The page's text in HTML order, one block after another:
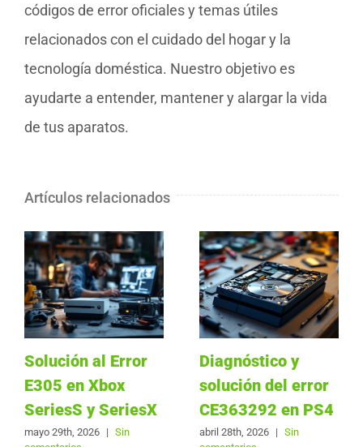
códigos de error oficiales y temas útiles
relacionados con el cuidado del hogar y la
tecnología doméstica. Nuestro objetivo es
ayudarte a entender, mantener y alargar la vida
de tus aparatos.
Artículos relacionados
Solución al Error
E305 en Xbox
SeriesS y SeriesX
mayo 29th, 2026 | Sin
Diagnóstico y
solución del error
CE363292 en PS4
abril 28th, 2026 | Sin